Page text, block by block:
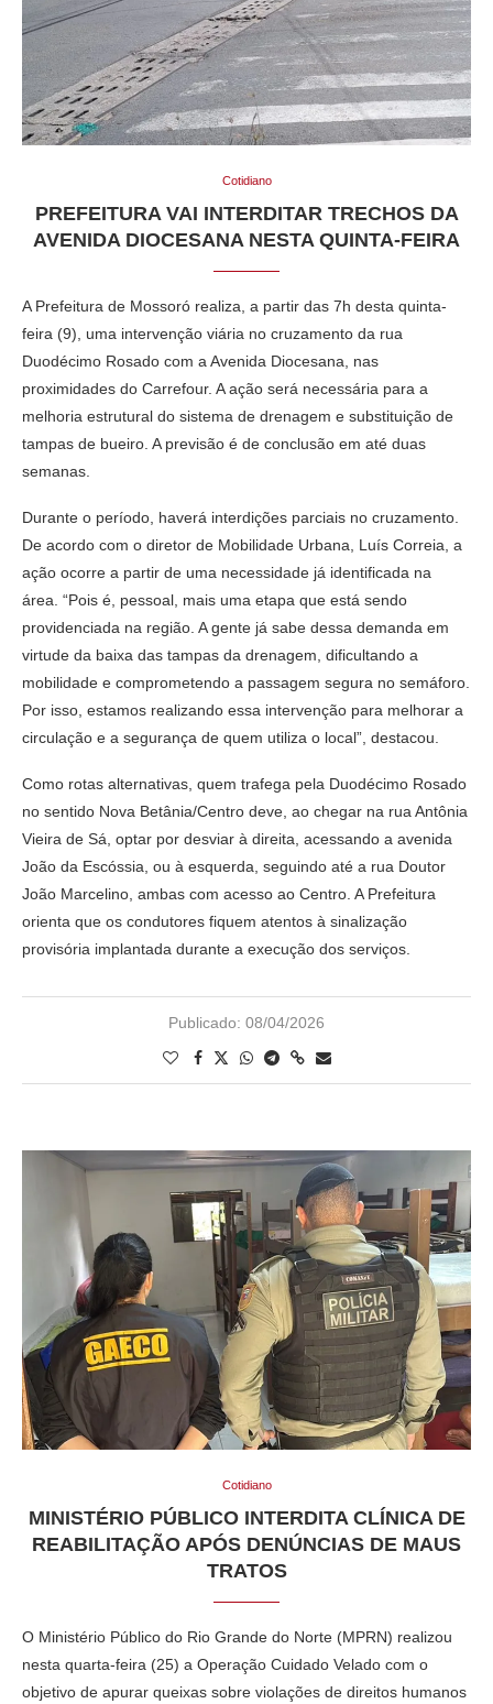
Cotidiano
PREFEITURA VAI INTERDITAR TRECHOS DA
AVENIDA DIOCESANA NESTA QUINTA-FEIRA
A Prefeitura de Mossoró realiza, a partir das 7h desta quinta-
feira (9), uma intervenção viária no cruzamento da rua
Duodécimo Rosado com a Avenida Diocesana, nas
proximidades do Carrefour. A ação será necessária para a
melhoria estrutural do sistema de drenagem e substituição de
tampas de bueiro. A previsão é de conclusão em até duas
semanas.
Durante o período, haverá interdições parciais no cruzamento.
De acordo com o diretor de Mobilidade Urbana, Luís Correia, a
ação ocorre a partir de uma necessidade já identificada na
área. “Pois é, pessoal, mais uma etapa que está sendo
providenciada na região. A gente já sabe dessa demanda em
virtude da baixa das tampas da drenagem, dificultando a
mobilidade e comprometendo a passagem segura no semáforo.
Por isso, estamos realizando essa intervenção para melhorar a
circulação e a segurança de quem utiliza o local”, destacou.
Como rotas alternativas, quem trafega pela Duodécimo Rosado
no sentido Nova Betânia/Centro deve, ao chegar na rua Antônia
Vieira de Sá, optar por desviar à direita, acessando a avenida
João da Escóssia, ou à esquerda, seguindo até a rua Doutor
João Marcelino, ambas com acesso ao Centro. A Prefeitura
orienta que os condutores fiquem atentos à sinalização
provisória implantada durante a execução dos serviços.
Publicado: 08/04/2026
Cotidiano
MINISTÉRIO PÚBLICO INTERDITA CLÍNICA DE
REABILITAÇÃO APÓS DENÚNCIAS DE MAUS
TRATOS
O Ministério Público do Rio Grande do Norte (MPRN) realizou
nesta quarta-feira (25) a Operação Cuidado Velado com o
objetivo de apurar queixas sobre violações de direitos humanos